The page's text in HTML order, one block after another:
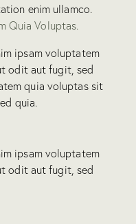
enim ullamco.
Quia Voluptas.
ipsam voluptatem
odit aut fugit, sed
quia voluptas sit
quia.
ipsam voluptatem
odit aut fugit, sed